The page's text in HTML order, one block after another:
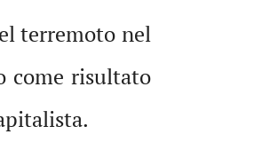
terremoto nel
come risultato